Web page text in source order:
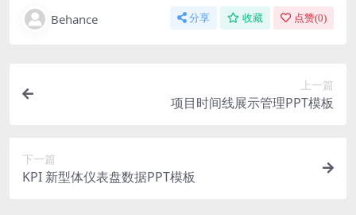
Behance 分享 收藏 点赞(0)
上一篇
项目时间线展示管理PPT模板
下一篇
KPI 新型体仪表盘数据PPT模板